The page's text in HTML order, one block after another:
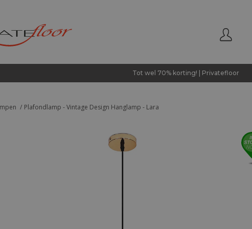
Tot wel 70% korting! | Privatefloor
Plafondlamp - Vintage Design Hanglamp - Lara